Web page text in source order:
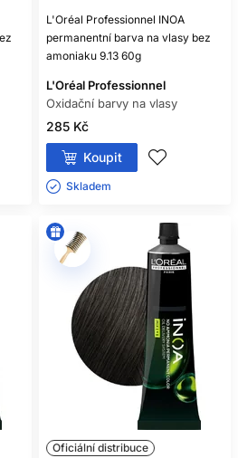
VLASY?
protože oxidační barva běžně
umělý pigment.
BARVA
barva může obsahovat
barvicí látky.
L'Oréal Professionnel INOA
permanentní barva na vlasy bez
amoniaku 9.13 60g
L'Oréal Professionnel
Oxidační barvy na vlasy
285 Kč
Koupit
Skladem ㅤ
Oficiální distribuce